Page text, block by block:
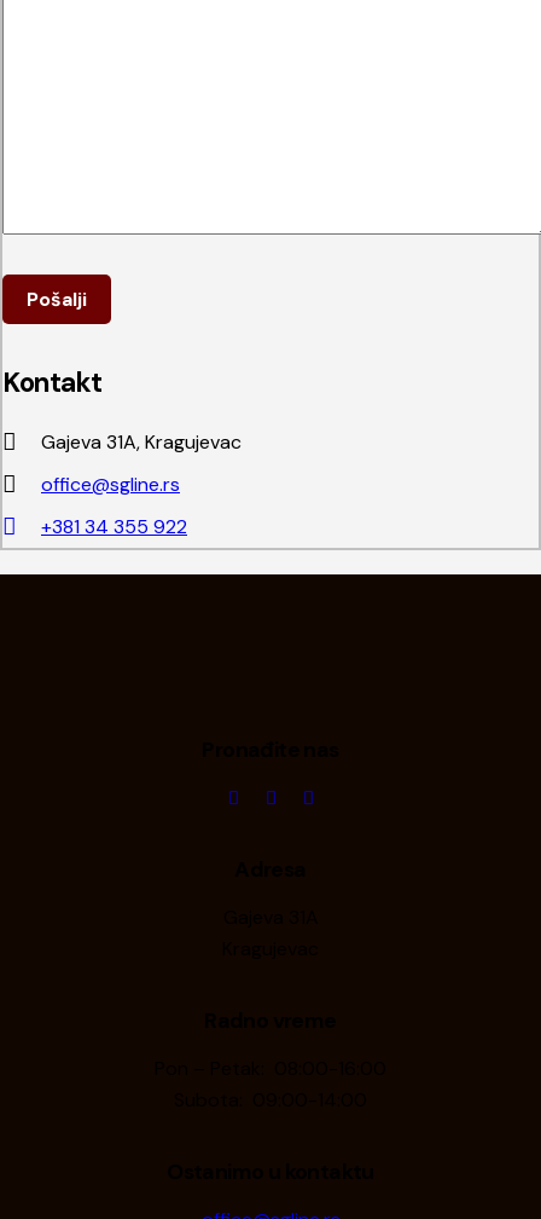
Kontakt
Gajeva 31A, Kragujevac
office@sgline.rs
+381 34 355 922